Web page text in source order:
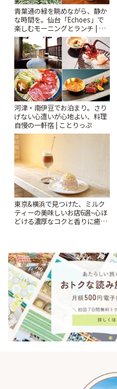
青葉通の緑を眺めながら、静か
な時間を。仙台「Echoes」で
楽しむモーニングとランチ | こ
とりっぷ
河津・南伊豆でお泊まり。さり
げない心遣いが心地よい、料理
自慢の一軒宿 | ことりっぷ
東京&横浜で見つけた、ミルク
ティーの美味しいお店6選~心ほ
どける濃厚なコクと香りに癒や